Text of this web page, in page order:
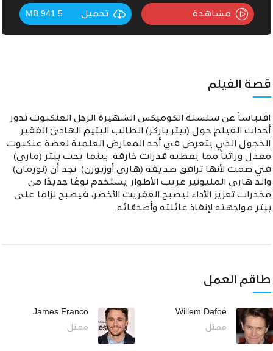
مشاهدة تحميل 941.5 MB
قصة الفيلم
اقتباساً عن سلسلة الكوميكس الشهيرة الرجل العنكبوت تدور
أحداث الفيلم حول (بيتر باركر) الطالب اليتيم الهادئ الفقير
الخجول الذي يتعرض في أحد المعارض العلمية لعضة عنكبوت
معدل وراثياً مما يعطيه قدرات خارقة، بينما يحب بيتر (ماري)
في صمت لأنها ترافق صديقه (هاري أوزبورن)، نجد أن (نورمان)
والد هاري المليونير غريب الأطوار يستخدم نوعًا جديدًا من
مخدرات تعزيز الأداء ليصبح العفريت الأخضر، فيصبح لزاما على
بيتر مواجهته لإنقاذ عائلته وأصدقائه.
طاقم العمل
Willem Dafoe
ممثل
James Franco
ممثل